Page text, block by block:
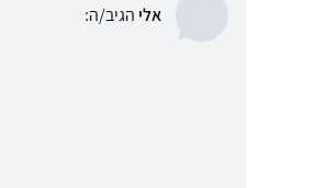
אלי הגיב/ה: